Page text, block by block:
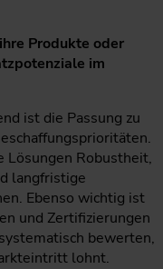
Produkte oder
im
ist die Passung zu
Robustheit,
langfristige
Ebenso wichtig ist
und Zertifizierungen
bewerten,
lohnt.